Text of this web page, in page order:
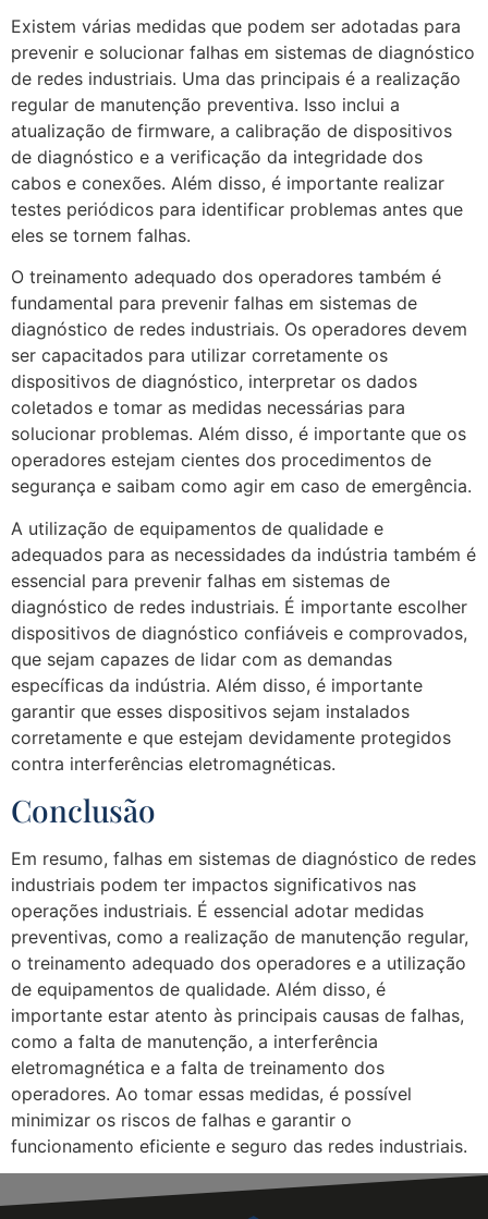
Existem várias medidas que podem ser adotadas para
prevenir e solucionar falhas em sistemas de diagnóstico
de redes industriais. Uma das principais é a realização
regular de manutenção preventiva. Isso inclui a
atualização de firmware, a calibração de dispositivos
de diagnóstico e a verificação da integridade dos
cabos e conexões. Além disso, é importante realizar
testes periódicos para identificar problemas antes que
eles se tornem falhas.
O treinamento adequado dos operadores também é
fundamental para prevenir falhas em sistemas de
diagnóstico de redes industriais. Os operadores devem
ser capacitados para utilizar corretamente os
dispositivos de diagnóstico, interpretar os dados
coletados e tomar as medidas necessárias para
solucionar problemas. Além disso, é importante que os
operadores estejam cientes dos procedimentos de
segurança e saibam como agir em caso de emergência.
A utilização de equipamentos de qualidade e
adequados para as necessidades da indústria também é
essencial para prevenir falhas em sistemas de
diagnóstico de redes industriais. É importante escolher
dispositivos de diagnóstico confiáveis e comprovados,
que sejam capazes de lidar com as demandas
específicas da indústria. Além disso, é importante
garantir que esses dispositivos sejam instalados
corretamente e que estejam devidamente protegidos
contra interferências eletromagnéticas.
Conclusão
Em resumo, falhas em sistemas de diagnóstico de redes
industriais podem ter impactos significativos nas
operações industriais. É essencial adotar medidas
preventivas, como a realização de manutenção regular,
o treinamento adequado dos operadores e a utilização
de equipamentos de qualidade. Além disso, é
importante estar atento às principais causas de falhas,
como a falta de manutenção, a interferência
eletromagnética e a falta de treinamento dos
operadores. Ao tomar essas medidas, é possível
minimizar os riscos de falhas e garantir o
funcionamento eficiente e seguro das redes industriais.